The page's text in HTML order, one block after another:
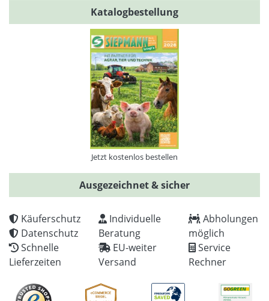
Katalogbestellung
Jetzt kostenlos bestellen
Ausgezeichnet & sicher
Käuferschutz
Datenschutz
Schnelle
Lieferzeiten
Individuelle
Beratung
EU-weiter
Versand
Abholungen
möglich
Service
Rechner